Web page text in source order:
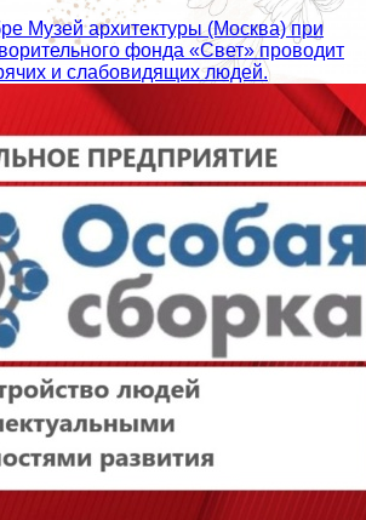
Музей архитектуры (Москва) при
фонда «Свет» проводит
и слабовидящих людей.